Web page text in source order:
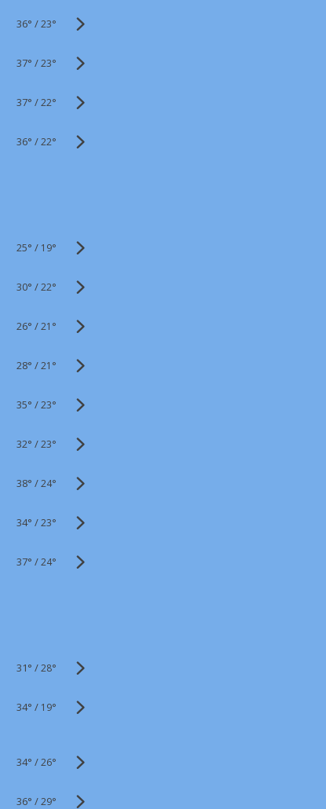
36° /23°
37° /23°
37° /22°
36° /22°
25° / 19°
30° /22°
26° /21°
28° /21°
35° /23°
32° /23°
38° /24°
34° /23°
37° /24°
31° /28°
34° / 19°
34° /26°
36° /29°